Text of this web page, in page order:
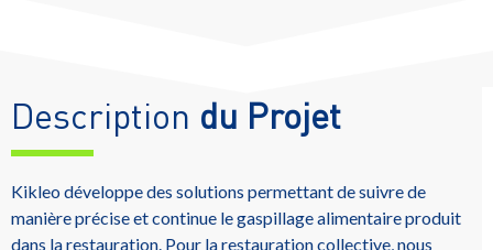
Description du Projet
Kikleo développe des solutions permettant de suivre de
manière précise et continue le gaspillage alimentaire produit
dans la restauration. Pour la restauration collective, nous